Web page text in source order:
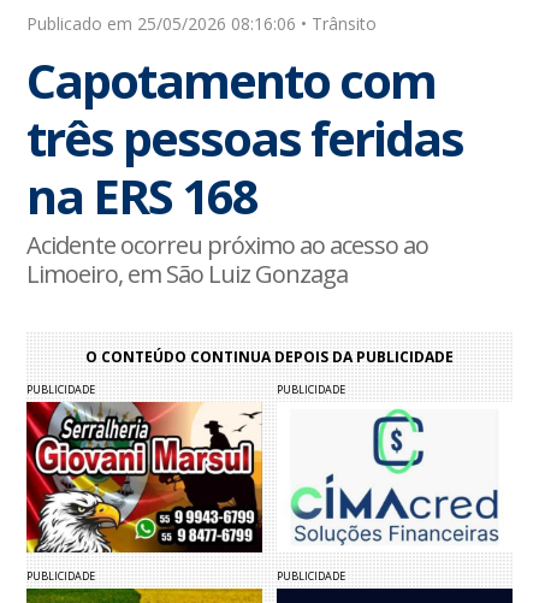
Publicado em 25/05/2026 08:16:06 • Trânsito
Capotamento com
três pessoas feridas
na ERS 168
Acidente ocorreu próximo ao acesso ao
Limoeiro, em São Luiz Gonzaga
O CONTEÚDO CONTINUA DEPOIS DA PUBLICIDADE
PUBLICIDADE PUBLICIDADE
PUBLICIDADE PUBLICIDADE